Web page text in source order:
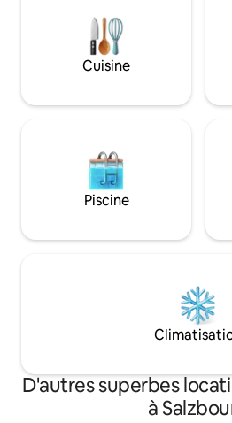
votre appartement uniquement
être utilisé par vous. Je vous invite à
utiliser notre grand jardin. Nous
également heureux de vous prêter
moyen d'explorer Salzbourg.
Cuisine
Piscine
D'autres superbes
à